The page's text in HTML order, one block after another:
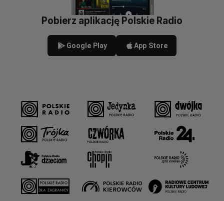
Pobierz aplikację Polskie Radio
Google Play App Store